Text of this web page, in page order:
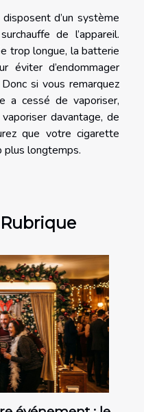
d’un système
de l’appareil.
trop longue, la batterie
éviter d’endommager
si vous remarquez
a cessé de vaporiser,
davantage, de
que votre cigarette
plus longtemps.